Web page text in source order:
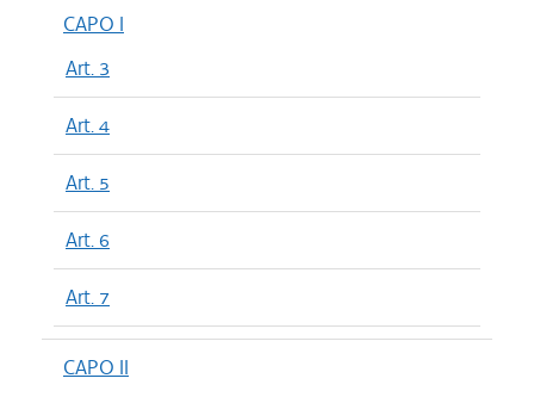
CAPO I
Art. 3
Art. 4
Art. 5
Art. 6
Art. 7
CAPO II